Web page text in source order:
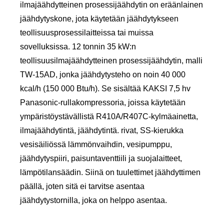
ilmajäähdytteinen prosessijäähdytin on eräänlainen
jäähdytyskone, jota käytetään jäähdytykseen
teollisuusprosessilaitteissa tai muissa
sovelluksissa. 12 tonnin 35 kW:n
teollisuusilmajäähdytteinen prosessijäähdytin, malli
TW-15AD, jonka jäähdytysteho on noin 40 000
kcal/h (150 000 Btu/h). Se sisältää KAKSI 7,5 hv
Panasonic-rullakompressoria, joissa käytetään
ympäristöystävällistä R410A/R407C-kylmäainetta,
ilmajäähdytintä, jäähdytintä. rivat, SS-kierukka
vesisäiliössä lämmönvaihdin, vesipumppu,
jäähdytyspiiri, paisuntaventtiili ja suojalaitteet,
lämpötilansäädin. Siinä on tuulettimet jäähdyttimen
päällä, joten sitä ei tarvitse asentaa
jäähdytystornilla, joka on helppo asentaa.